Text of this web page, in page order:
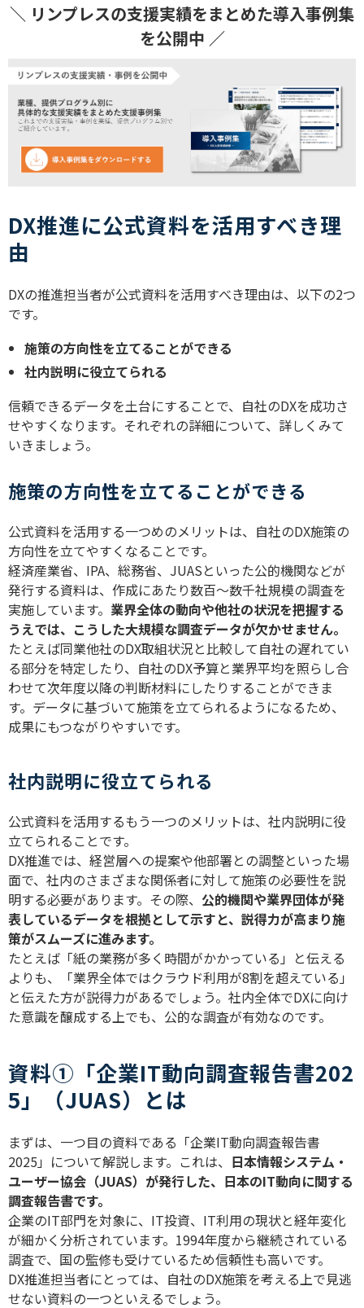
＼ リンプレスの支援実績をまとめた導入事例集
を公開中 ／
DX推進に公式資料を活用すべき理
由
DXの推進担当者が公式資料を活用すべき理由は、以下の2つ
です。
施策の方向性を立てることができる
社内説明に役立てられる
信頼できるデータを土台にすることで、自社のDXを成功さ
せやすくなります。それぞれの詳細について、詳しくみて
いきましょう。
施策の方向性を立てることができる
公式資料を活用する一つめのメリットは、自社のDX施策の
方向性を立てやすくなることです。
経済産業省、 IPA、総務省、 JUASといった公的機関などが
発行する資料は、作成にあたり数百〜数千社規模の調査を
実施しています。 業界全体の動向や他社の状況を把握する
うえでは、こうした大規模な調査データが欠かせません。
たとえば同業他社のDX取組状況と比較して自社の遅れてい
る部分を特定したり、自社のDX予算と業界平均を照らし合
わせて次年度以降の判断材料にしたりすることができま
す。データに基づいて施策を立てられるようになるため、
成果にもつながりやすいです。
社内説明に役立てられる
公式資料を活用するもう一つのメリットは、社内説明に役
立てられることです。
DX推進では、経営層への提案や他部署との調整といった場
面で、社内のさまざまな関係者に対して施策の必要性を説
明する必要があります。その際、 公的機関や業界団体が発
表しているデータを根拠として示すと、説得力が高まり施
策がスムーズに進みます。
たとえば「紙の業務が多く時間がかかっている」と伝える
よりも、「業界全体ではクラウド利用が8割を超えている」
と伝えた方が説得力があるでしょう。社内全体でDXに向け
た意識を醸成する上でも、公的な調査が有効なのです。
資料①「企業IT動向調査報告書202
5」（JUAS）とは
まずは、一つ目の資料である「企業IT動向調査報告書
2025 」について解説します。これは、 日本情報システム・
ユーザー協会（JUAS）が発行した、日本のIT動向に関する
調査報告書です。
企業のIT部門を対象に、 IT投資、 IT利用の現状と経年変化
が細かく分析されています。 1994年度から継続されている
調査で、国の監修も受けているため信頼性も高いです。
DX推進担当者にとっては、自社のDX施策を考える上で見逃
せない資料の一つといえるでしょう。